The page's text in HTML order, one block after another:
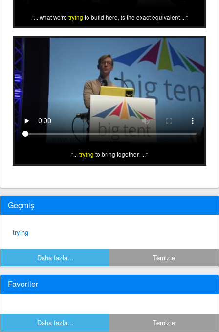
... what we're trying to build here, is the exact equivalent ...
... trying to bring together. ...
Geçmiş
trying
Daha fazla... Temizle
Favoriler
Daha fazla... Temizle